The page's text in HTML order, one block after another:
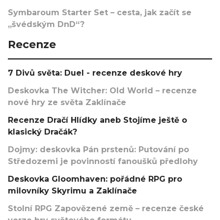
Symbaroum Starter Set – cesta, jak začít se
„švédským DnD“?
Recenze
7 Divů světa: Duel - recenze deskové hry
Deskovka The Witcher: Old World – recenze
nové hry ze světa Zaklínače
Recenze Dračí Hlídky aneb Stojíme ještě o
klasický Dračák?
Dojmy: deskovka Pán prstenů: Putování po
Středozemi je povinností fanoušků předlohy
Deskovka Gloomhaven: pořádné RPG pro
milovníky Skyrimu a Zaklínače
Stolní RPG Zapovězené země – recenze české